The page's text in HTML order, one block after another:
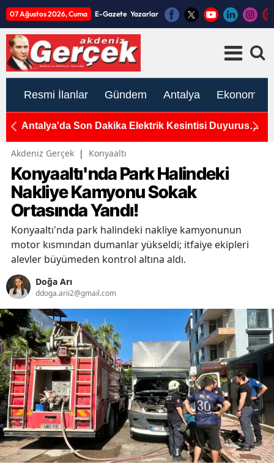
07 Ağustos 2026, Cuma E-Gazete Yazarlar
Resmi İlanlar Gündem Antalya Ekonomi
Antalya'da Son Dakika Elektrik Kesintisi Duyurusu:
Akdeniz Gerçek | Konyaaltı
Konyaaltı'nda Park Halindeki
Nakliye Kamyonu Sokak
Ortasında Yandı!
Konyaaltı'nda park halindeki nakliye kamyonunun
motor kısmından dumanlar yükseldi; itfaiye ekipleri
alevler büyümeden kontrol altına aldı.
Doğa Arı
ddoga.arii2@gmail.com